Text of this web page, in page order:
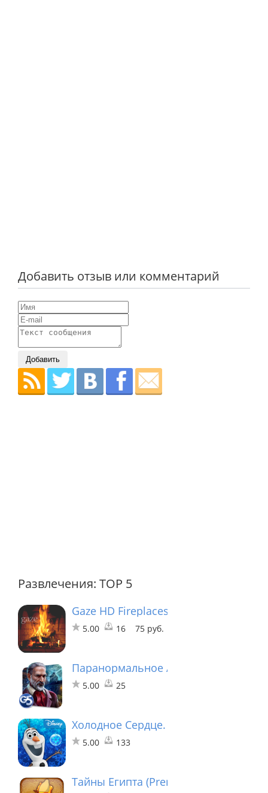
Добавить отзыв или комментарий
Добавить
Развлечения: TOP 5
Gaze HD Fireplaces and More
5.00 16 75 руб.
Паранормальное Агентство:
5.00 25
Холодное Сердце. Звездопад
5.00 133
Тайны Египта (Premium)